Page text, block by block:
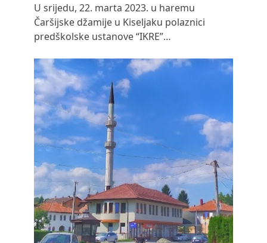
U srijedu, 22. marta 2023. u haremu
Čaršijske džamije u Kiseljaku polaznici
predškolske ustanove “IKRE”…